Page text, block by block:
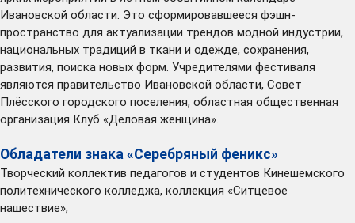
Ивановской области. Это сформировавшееся фэшн-
пространство для актуализации трендов модной индустрии,
национальных традиций в ткани и одежде, сохранения,
развития, поиска новых форм. Учредителями фестиваля
являются правительство Ивановской области, Совет
Плёсского городского поселения, областная общественная
организация Клуб «Деловая женщина».
Обладатели знака «Серебряный феникс»
Творческий коллектив педагогов и студентов Кинешемского
политехнического колледжа, коллекция «Ситцевое
нашествие»;